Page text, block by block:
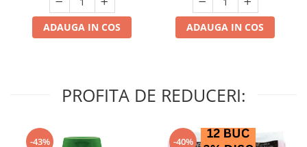
ADAUGA IN COS ADAUGA IN COS
PROFITA DE REDUCERI:
-43% -40%